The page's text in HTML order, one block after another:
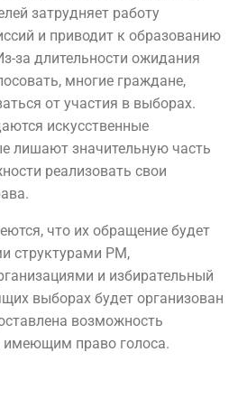
затрудняет работу
и приводит к образованию
за длительности ожидания
многие граждане,
от участия в выборах.
искусственные
лишают значительную часть
реализовать свои
что их обращение будет
структурами РМ,
и избирательный
выборах будет организован
возможность
имеющим право голоса.